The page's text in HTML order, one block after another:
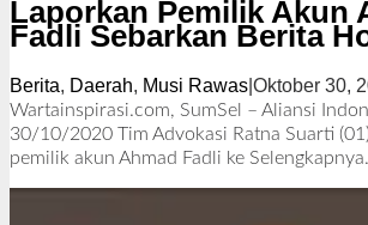
Laporkan Pemilik Akun
Fadli Sebarkan Berita
Berita, Daerah, Musi Rawas| Oktober 30,
Wartainspirasi.com, SumSel – Aliansi
30/10/2020 Tim Advokasi Ratna Suarti
pemilik akun Ahmad Fadli ke